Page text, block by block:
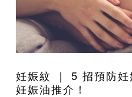
妊娠紋 ｜ 5 招預防妊娠紋 + 5
妊娠油推介！